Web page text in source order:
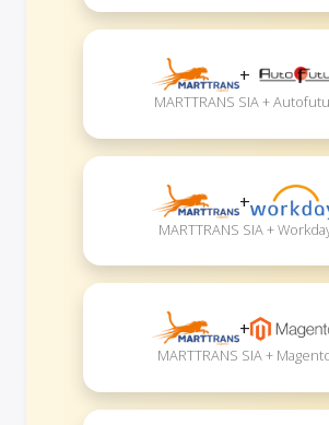
+
MARTTRANS SIA +
+
MARTTRANS SIA +
+
MARTTRANS SIA +